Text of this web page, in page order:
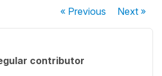
« Previous Next»
contributor